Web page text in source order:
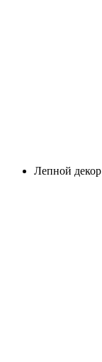
Лепной декор